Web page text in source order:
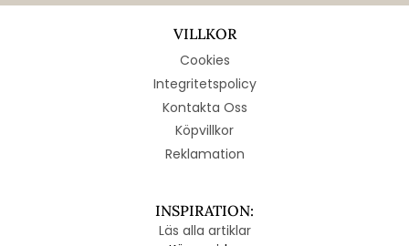
VILLKOR
Cookies
Integritetspolicy
Kontakta Oss
Köpvillkor
Reklamation
INSPIRATION:
Läs alla artiklar